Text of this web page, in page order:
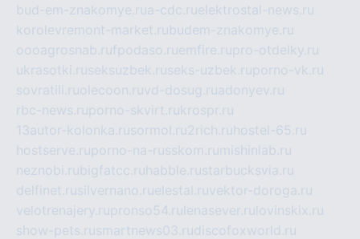
bud-em-znakomye.rua-cdc.ruelektrostal-news.ru
korolevremont-market.rubudem-znakomye.ru
oooagrosnab.rufpodaso.ruemfire.rupro-otdelky.ru
ukrasotki.ruseksuzbek.ruseks-uzbek.ruporno-vk.ru
sovratili.ruolecoon.ruvd-dosug.ruadonyev.ru
rbc-news.ruporno-skvirt.rukrospr.ru
13autor-kolonka.rusormol.ru2rich.ru hostel-65.ru
hostserve.ruporno-na-russkom.ru mishinlab.ru
neznobi.rubigfatcc.ru habble.rustarbucksvia.ru
delfinet.rusilvernano.ruelestal.ruvektor-doroga.ru
velotrenajery.rupronso54.ru lenasever.ru lovinskix.ru
show-pets.rusmartnews03.rudiscofoxworld.ru